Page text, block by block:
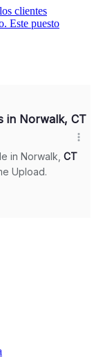
clientes
Este puesto